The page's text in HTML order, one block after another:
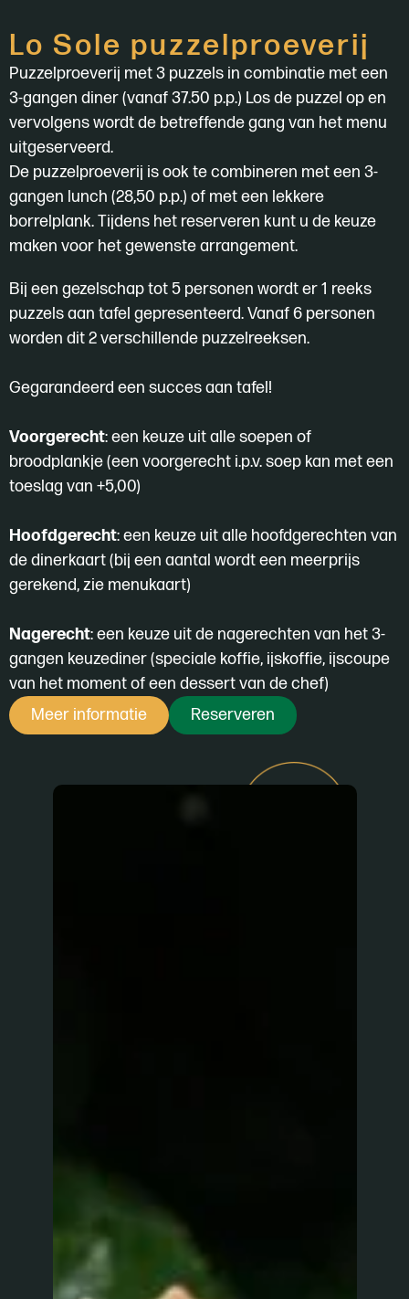
Lo Sole puzzelproeverij
Puzzelproeverij met 3 puzzels in combinatie met een
3-gangen diner (vanaf 37.50 p.p.) Los de puzzel op en
vervolgens wordt de betreffende gang van het menu
uitgeserveerd.
De puzzelproeverij is ook te combineren met een 3-
gangen lunch (28,50 p.p.) of met een lekkere
borrelplank. Tijdens het reserveren kunt u de keuze
maken voor het gewenste arrangement.
Bij een gezelschap tot 5 personen wordt er 1 reeks
puzzels aan tafel gepresenteerd. Vanaf 6 personen
worden dit 2 verschillende puzzelreeksen.
Gegarandeerd een succes aan tafel!
Voorgerecht: een keuze uit alle soepen of
broodplankje (een voorgerecht i.p.v. soep kan met een
toeslag van +5,00)
Hoofdgerecht: een keuze uit alle hoofdgerechten van
de dinerkaart (bij een aantal wordt een meerprijs
gerekend, zie menukaart)
Nagerecht: een keuze uit de nagerechten van het 3-
gangen keuzediner (speciale koffie, ijskoffie, ijscoupe
van het moment of een dessert van de chef)
Meer informatie
Reserveren